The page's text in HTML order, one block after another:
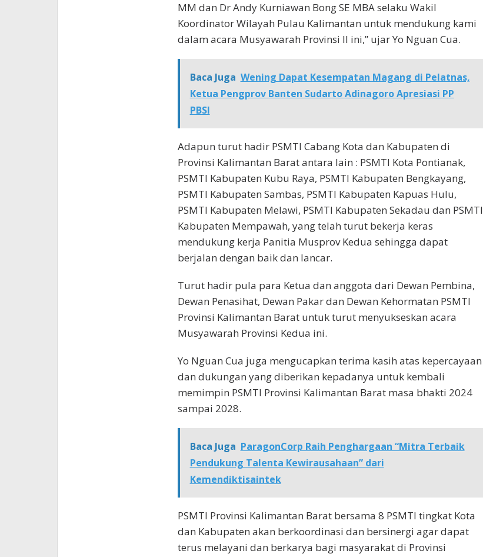
MM dan Dr Andy Kurniawan Bong SE MBA selaku Wakil
Koordinator Wilayah Pulau Kalimantan untuk mendukung kami
dalam acara Musyawarah Provinsi II ini,” ujar Yo Nguan Cua.
Baca Juga Wening Dapat Kesempatan Magang di Pelatnas,
Ketua Pengprov Banten Sudarto Adinagoro Apresiasi PP
PBSI
Adapun turut hadir PSMTI Cabang Kota dan Kabupaten di
Provinsi Kalimantan Barat antara lain : PSMTI Kota Pontianak,
PSMTI Kabupaten Kubu Raya, PSMTI Kabupaten Bengkayang,
PSMTI Kabupaten Sambas, PSMTI Kabupaten Kapuas Hulu,
PSMTI Kabupaten Melawi, PSMTI Kabupaten Sekadau dan PSMTI
Kabupaten Mempawah, yang telah turut bekerja keras
mendukung kerja Panitia Musprov Kedua sehingga dapat
berjalan dengan baik dan lancar.
Turut hadir pula para Ketua dan anggota dari Dewan Pembina,
Dewan Penasihat, Dewan Pakar dan Dewan Kehormatan PSMTI
Provinsi Kalimantan Barat untuk turut menyukseskan acara
Musyawarah Provinsi Kedua ini.
Yo Nguan Cua juga mengucapkan terima kasih atas kepercayaan
dan dukungan yang diberikan kepadanya untuk kembali
memimpin PSMTI Provinsi Kalimantan Barat masa bhakti 2024
sampai 2028.
Baca Juga ParagonCorp Raih Penghargaan “Mitra Terbaik
Pendukung Talenta Kewirausahaan” dari
Kemendiktisaintek
PSMTI Provinsi Kalimantan Barat bersama 8 PSMTI tingkat Kota
dan Kabupaten akan berkoordinasi dan bersinergi agar dapat
terus melayani dan berkarya bagi masyarakat di Provinsi